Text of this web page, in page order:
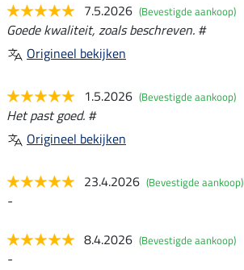
7.5.2026 (Bevestigde aankoop)
Goede kwaliteit, zoals beschreven. #
Origineel bekijken
1.5.2026 (Bevestigde aankoop)
Het past goed. #
Origineel bekijken
23.4.2026 (Bevestigde aankoop)
-
8.4.2026 (Bevestigde aankoop)
-